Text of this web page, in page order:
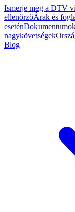
Ismerje meg a DTV
ellenőrzőÁrak és
esetén
nagykövetségek
Blog